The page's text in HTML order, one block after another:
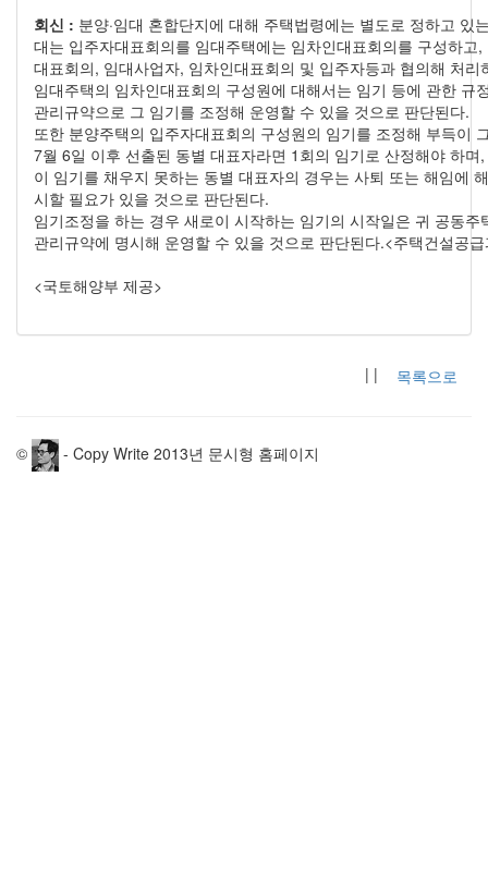
회신 : 분양·임대 혼합단지에 대해 주택법령에는 별도로 정하고 있
대는 입주자대표회의를 임대주택에는 임차인대표회의를 구성하고
대표회의, 임대사업자, 임차인대표회의 및 입주자등과 협의해 처리
임대주택의 임차인대표회의 구성원에 대해서는 임기 등에 관한 규
관리규약으로 그 임기를 조정해 운영할 수 있을 것으로 판단된다.
또한 분양주택의 입주자대표회의 구성원의 임기를 조정해 부득이
7월 6일 이후 선출된 동별 대표자라면 1회의 임기로 산정해야 하
이 임기를 채우지 못하는 동별 대표자의 경우는 사퇴 또는 해임에
시할 필요가 있을 것으로 판단된다.
임기조정을 하는 경우 새로이 시작하는 임기의 시작일은 귀 공동
관리규약에 명시해 운영할 수 있을 것으로 판단된다.<주택건설공
<국토해양부 제공>
| | 목록으로
© - Copy Write 2013년 문시형 홈페이지